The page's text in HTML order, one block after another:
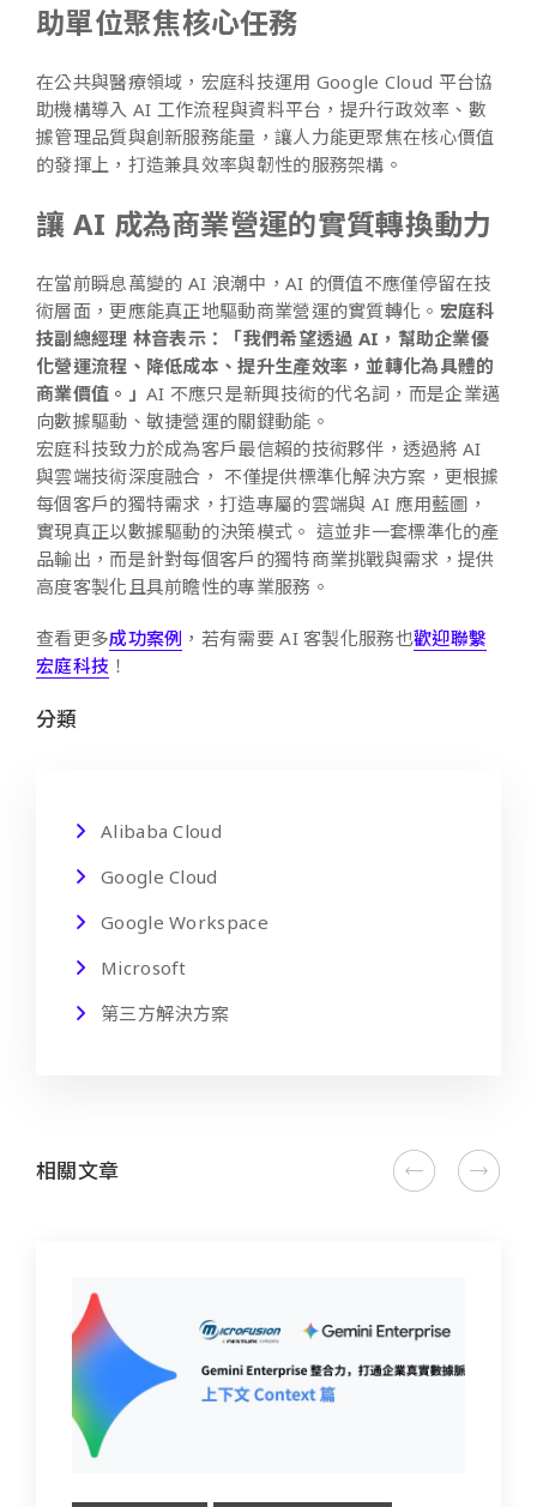
助單位聚焦核心任務
在公共與醫療領域，宏庭科技運用 Google Cloud 平台協
助機構導入 AI 工作流程與資料平台，提升行政效率、數
據管理品質與創新服務能量，讓人力能更聚焦在核心價值
的發揮上，打造兼具效率與韌性的服務架構。
讓 AI 成為商業營運的實質轉換動力
在當前瞬息萬變的 AI 浪潮中，AI 的價值不應僅停留在技
術層面，更應能真正地驅動商業營運的實質轉化。 宏庭科
技副總經理 林音表示：「我們希望透過 AI，幫助企業優
化營運流程、降低成本、提升生產效率，並轉化為具體的
商業價值。」 AI 不應只是新興技術的代名詞，而是企業邁
向數據驅動、敏捷營運的關鍵動能。
宏庭科技致力於成為客戶最信賴的技術夥伴，透過將 AI
與雲端技術深度融合， 不僅提供標準化解決方案，更根據
每個客戶的獨特需求，打造專屬的雲端與 AI 應用藍圖，
實現真正以數據驅動的決策模式。 這並非一套標準化的產
品輸出，而是針對每個客戶的獨特商業挑戰與需求，提供
高度客製化且具前瞻性的專業服務。
查看更多成功案例 ，若有需要 AI 客製化服務也歡迎聯繫
宏庭科技 ！
分類
Alibaba Cloud
Google Cloud
Google Workspace
Microsoft
第三方解決方案
相關文章